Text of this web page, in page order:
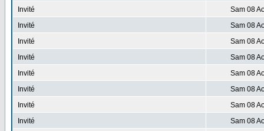
Invité
Sam 08
Invité
Sam 08
Invité
Sam 08
Invité
Sam 08
Invité
Sam 08
Invité
Sam 08
Invité
Sam 08
Invité
Sam 08